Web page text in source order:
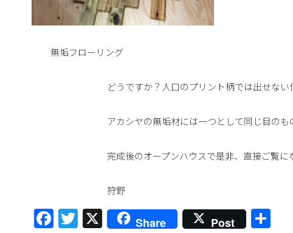
無垢フローリング
どうですか？人口のプリント柄では出せない
アカシヤの無垢材には一つとして同じ目の
完成後のオープンハウスで是非、直接ご覧に
狩野
Facebook
Twitter
X Share Post